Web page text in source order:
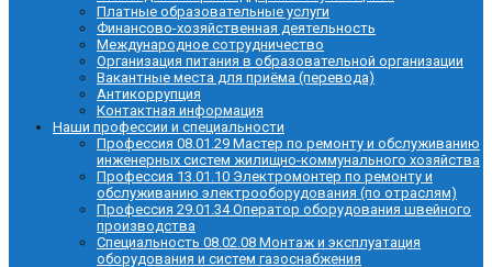
Платные образовательные услуги
Финансово-хозяйственная деятельность
Международное сотрудничество
Организация питания в образовательной организации
Вакантные места для приёма (перевода)
Антикоррупция
Контактная информация
Наши профессии и специальности
Профессия 08.01.29 Мастер по ремонту и обслуживанию
инженерных систем жилищно-коммунального хозяйства
Профессия 13.01.10 Электромонтер по ремонту и
обслуживанию электрооборудования (по отраслям)
Профессия 29.01.34 Оператор оборудования швейного
производства
Специальность 08.02.08 Монтаж и эксплуатация
оборудования и систем газоснабжения